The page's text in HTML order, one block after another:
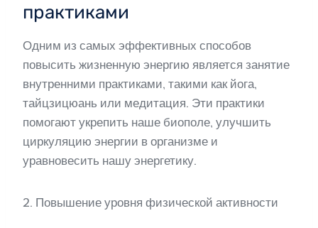
практиками
Одним из самых эффективных способов
повысить жизненную энергию является занятие
внутренними практиками, такими как йога,
тайцзицюань или медитация. Эти практики
помогают укрепить наше биополе, улучшить
циркуляцию энергии в организме и
уравновесить нашу энергетику.
2. Повышение уровня физической активности